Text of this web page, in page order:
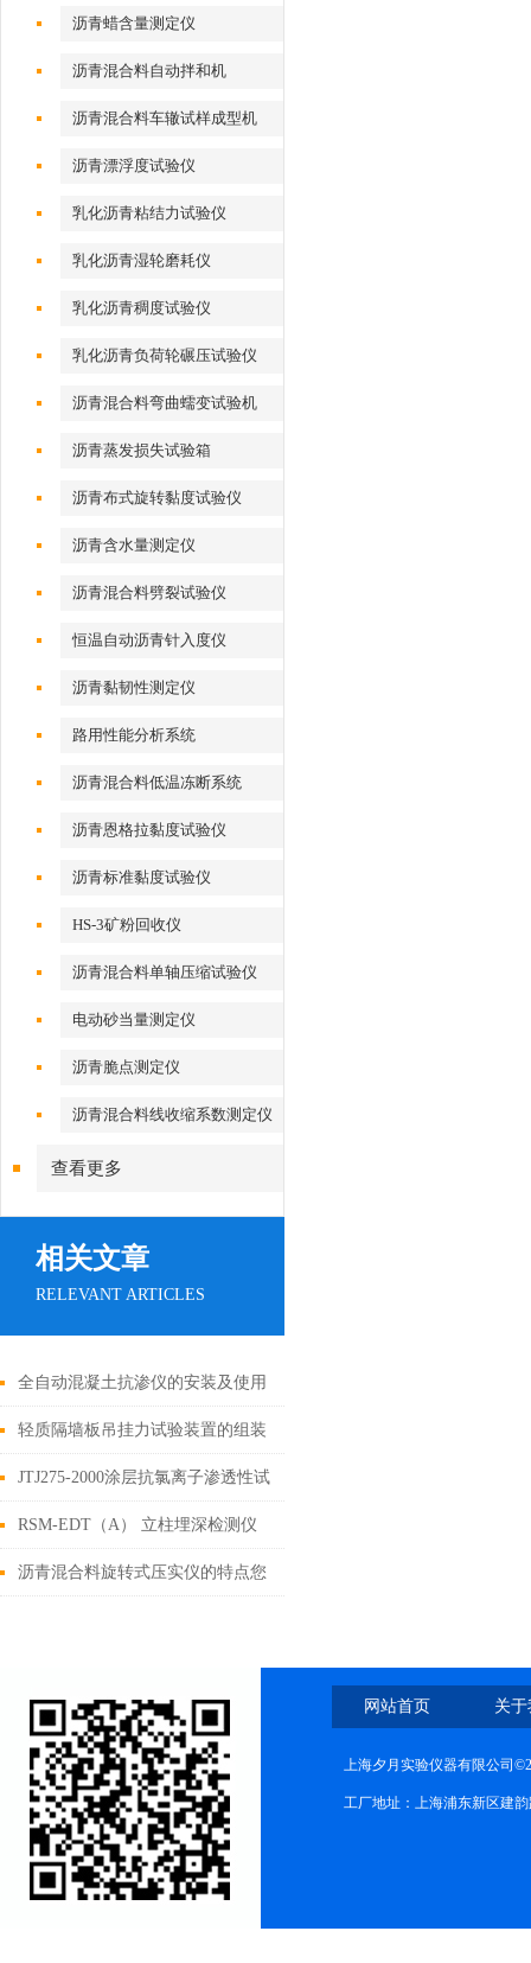
沥青蜡含量测定仪
沥青混合料自动拌和机
沥青混合料车辙试样成型机
（气动标准）
沥青漂浮度试验仪
乳化沥青粘结力试验仪
乳化沥青湿轮磨耗仪
乳化沥青稠度试验仪
乳化沥青负荷轮碾压试验仪
沥青混合料弯曲蠕变试验机
沥青蒸发损失试验箱
沥青布式旋转黏度试验仪
沥青含水量测定仪
沥青混合料劈裂试验仪
恒温自动沥青针入度仪
沥青黏韧性测定仪
路用性能分析系统
沥青混合料低温冻断系统
沥青恩格拉黏度试验仪
沥青标准黏度试验仪
HS-3矿粉回收仪
沥青混合料单轴压缩试验仪
电动砂当量测定仪
沥青脆点测定仪
沥青混合料线收缩系数测定仪
查看更多
相关文章
RELEVANT ARTICLES
全自动混凝土抗渗仪的安装及使用
轻质隔墙板吊挂力试验装置的组装
和试验
JTJ275-2000涂层抗氯离子渗透性试
验装置
RSM-EDT（A） 立柱埋深检测仪
技术参数
沥青混合料旋转式压实仪的特点您
网站首页 关
上海夕月实验仪器有限公司
工厂地址：上海浦东新区建韵